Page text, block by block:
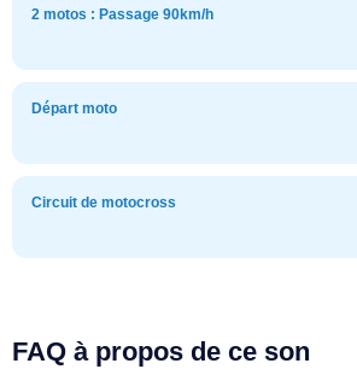
2 motos : Passage 90km/h
Départ moto
Circuit de motocross
FAQ à propos de ce son